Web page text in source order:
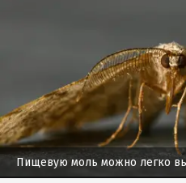
Пищевую моль можно легко